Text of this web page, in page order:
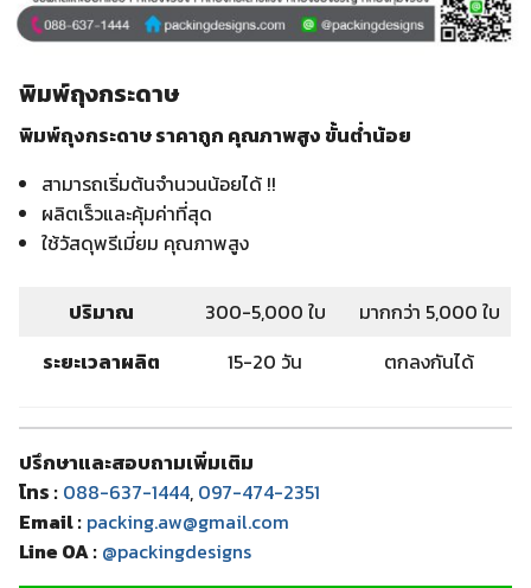
พิมพ์ถุงกระดาษ
พิมพ์ถุงกระดาษ ราคาถูก คุณภาพสูง ขั้นต่ำน้อย
สามารถเริ่มต้นจำนวนน้อยได้ !!
ผลิตเร็วและคุ้มค่าที่สุด
ใช้วัสดุพรีเมี่ยม คุณภาพสูง
ปริมาณ 300-5,000 ใบ
มากกว่า 5,000 ใบ
ระยะเวลาผลิต
15-20 วัน ตกลงกันได้
ปรึกษาและสอบถามเพิ่มเติม
โทร : 088-637-1444, 097-474-2351
Email : packing.aw@gmail.com
Line OA : @packingdesigns